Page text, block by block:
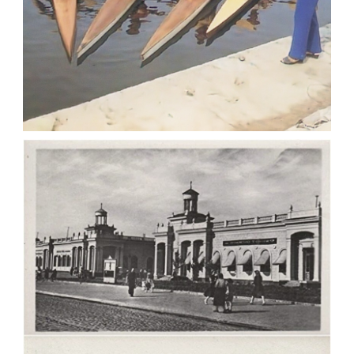
ФОТОГРАФІЇ ЖИТОМИРА 1982-1984 РОКІВ
Фото Житомир (1980-
1990)
Leave a comment